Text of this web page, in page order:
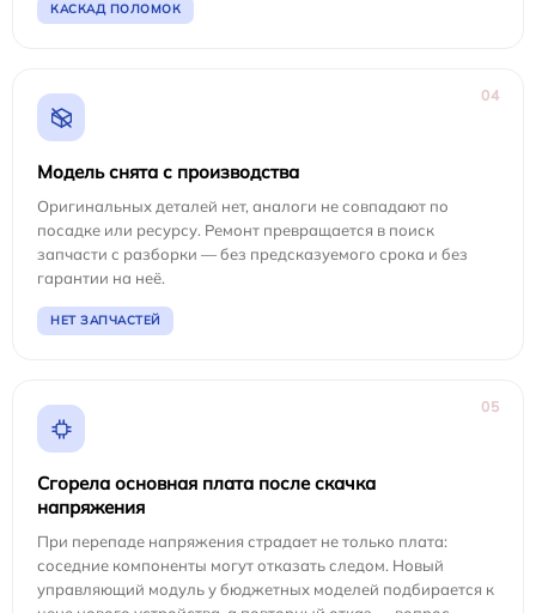
КАСКАД ПОЛОМОК
04
Модель снята с производства
Оригинальных деталей нет, аналоги не совпадают по
посадке или ресурсу. Ремонт превращается в поиск
запчасти с разборки — без предсказуемого срока и без
гарантии на неё.
НЕТ ЗАПЧАСТЕЙ
05
Сгорела основная плата после скачка
напряжения
При перепаде напряжения страдает не только плата:
соседние компоненты могут отказать следом. Новый
управляющий модуль у бюджетных моделей подбирается к